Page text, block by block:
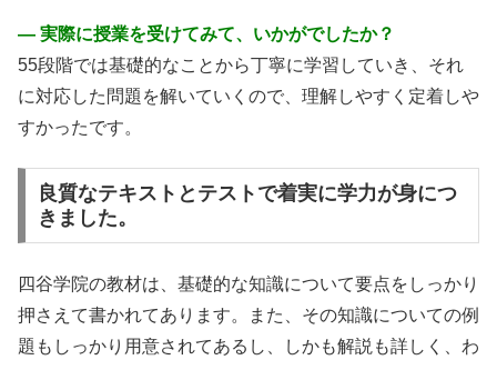
― 実際に授業を受けてみて、いかがでしたか？
55段階では基礎的なことから丁寧に学習していき、それ
に対応した問題を解いていくので、理解しやすく定着しや
すかったです。
良質なテキストとテストで着実に学力が身につ
きました。
四谷学院の教材は、基礎的な知識について要点をしっかり
押さえて書かれてあります。また、その知識についての例
題もしっかり用意されてあるし、しかも解説も詳しく、わ